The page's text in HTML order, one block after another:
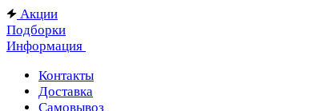
Акции
Подборки
Информация
Контакты
Доставка
Самовывоз